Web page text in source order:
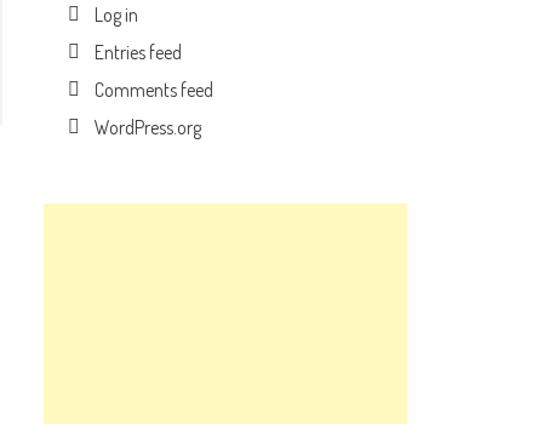
Log in
Entries feed
Comments feed
WordPress.org